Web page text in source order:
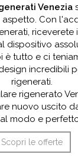
Venezia
Con
riceverete
dispositivo
è tutto e ci
incredibili
rigenerati.
rigenerato
nuovo uscito
modo e
Scopri le offerte